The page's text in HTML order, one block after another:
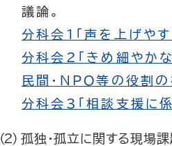
議論。
分科会1「声を上げや
分科会2「きめ細やかな
民間・NPO等の役割の
分科会3「相談支援に
孤独・孤立に関する現場課